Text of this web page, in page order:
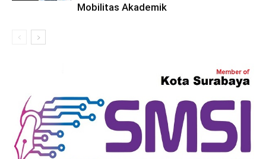
Mobilitas Akademik